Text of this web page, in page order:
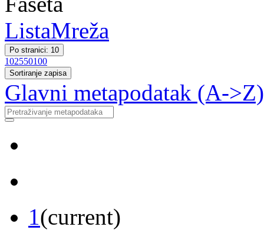
ListaMreža
Po stranici: 10
102550100
Sortiranje zapisa
Glavni metapodatak (A->Z)
1(current)